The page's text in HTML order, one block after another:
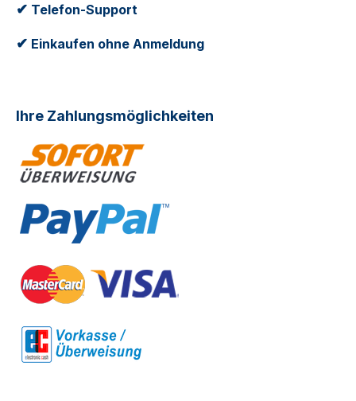
✔ Telefon-Support
✔ Einkaufen ohne Anmeldung
Ihre Zahlungsmöglichkeiten